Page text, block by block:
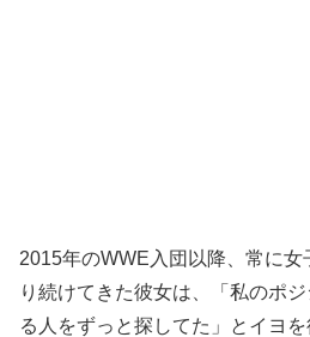
2015年のWWE入団以降、常に
り続けてきた彼女は、「私のポ
る人をずっと探してた」とイヨを